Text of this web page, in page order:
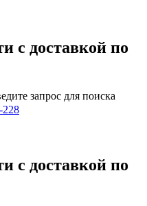
с доставкой по
запрос для поиска
228
с доставкой по